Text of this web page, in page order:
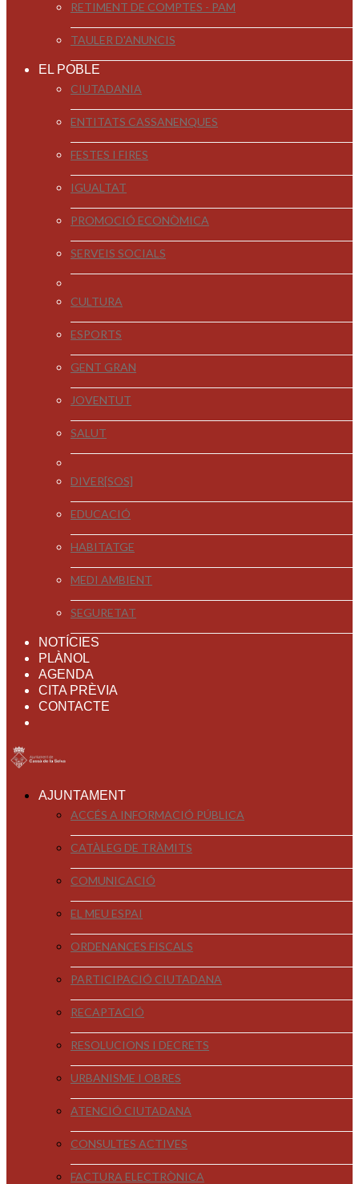
RETIMENT DE COMPTES - PAM
TAULER D'ANUNCIS
EL POBLE
CIUTADANIA
ENTITATS CASSANENQUES
FESTES I FIRES
IGUALTAT
PROMOCIÓ ECONÒMICA
SERVEIS SOCIALS
CULTURA
ESPORTS
GENT GRAN
JOVENTUT
SALUT
DIVER[SOS]
EDUCACIÓ
HABITATGE
MEDI AMBIENT
SEGURETAT
NOTÍCIES
PLÀNOL
AGENDA
CITA PRÈVIA
CONTACTE
AJUNTAMENT
ACCÉS A INFORMACIÓ PÚBLICA
CATÀLEG DE TRÀMITS
COMUNICACIÓ
EL MEU ESPAI
ORDENANCES FISCALS
PARTICIPACIÓ CIUTADANA
RECAPTACIÓ
RESOLUCIONS I DECRETS
URBANISME I OBRES
ATENCIÓ CIUTADANA
CONSULTES ACTIVES
FACTURA ELECTRÒNICA